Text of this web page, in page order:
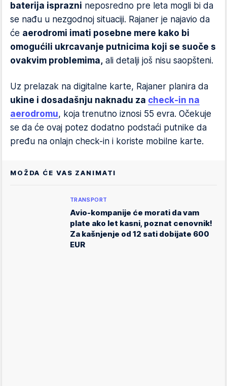
baterija isprazni neposredno pre leta mogli bi da
se nađu u nezgodnoj situaciji. Rajaner je najavio da
će aerodromi imati posebne mere kako bi
omogućili ukrcavanje putnicima koji se suoče s
ovakvim problemima, ali detalji još nisu saopšteni.
Uz prelazak na digitalne karte, Rajaner planira da
ukine i dosadašnju naknadu za check-in na
aerodromu, koja trenutno iznosi 55 evra. Očekuje
se da će ovaj potez dodatno podstaći putnike da
pređu na onlajn check-in i koriste mobilne karte.
MOŽDA ĆE VAS ZANIMATI
TRANSPORT
Avio-kompanije će morati da vam
plate ako let kasni, poznat cenovnik!
Za kašnjenje od 12 sati dobijate 600
EUR